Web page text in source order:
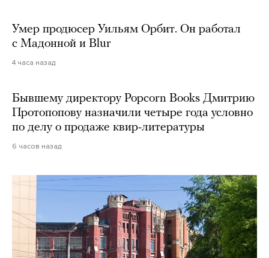
Умер продюсер Уильям Орбит. Он работал
с Мадонной и Blur
4 часа назад
Бывшему директору Popcorn Books Дмитрию
Протопопову назначили четыре года условно
по делу о продаже квир-литературы
6 часов назад